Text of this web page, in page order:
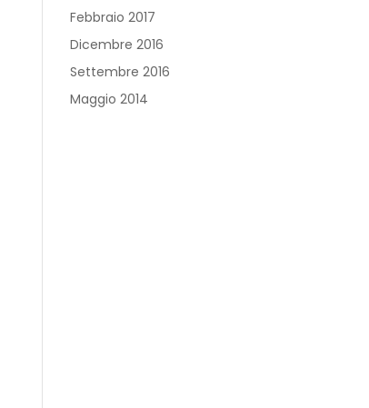
Febbraio 2017
Dicembre 2016
Settembre 2016
Maggio 2014